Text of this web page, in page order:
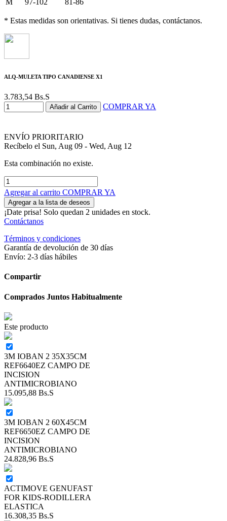
M 97-102 81-86
* Estas medidas son orientativas. Si tienes dudas, contáctanos.
ALQ-MULETA TIPO CANADIENSE X1
3.783,54 Bs.S
Añadir al Carrito COMPRAR YA
ENVÍO PRIORITARIO
Recíbelo el Sun, Aug 09 - Wed, Aug 12
Esta combinación no existe.
Agregar al carrito COMPRAR YA
Agregar a la lista de deseos
¡Date prisa! Solo quedan 2 unidades en stock.
Contáctanos
Términos y condiciones
Garantía de devolución de 30 días
Envío: 2-3 días hábiles
Compartir
Comprados Juntos Habitualmente
Este producto
3M IOBAN 2 35X35CM
REF6640EZ CAMPO DE
INCISION
ANTIMICROBIANO
15.095,88 Bs.S
3M IOBAN 2 60X45CM
REF6650EZ CAMPO DE
INCISION
ANTIMICROBIANO
24.828,96 Bs.S
ACTIMOVE GENUFAST
FOR KIDS-RODILLERA
ELASTICA
16.308,35 Bs.S